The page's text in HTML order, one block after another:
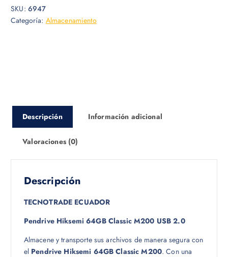
SKU: 6947
Categoría: Almacenamiento
Descripción Información adicional
Valoraciones (0)
Descripción
TECNOTRADE ECUADOR
Pendrive Hiksemi 64GB Classic M200 USB 2.0
Almacene y transporte sus archivos de manera segura con
el Pendrive Hiksemi 64GB Classic M200. Con una